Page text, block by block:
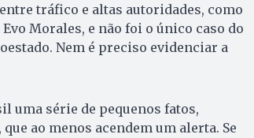
tráfico e altas autoridades, como
Morales, e não foi o único caso do
Nem é preciso evidenciar a
uma série de pequenos fatos,
ao menos acendem um alerta. Se